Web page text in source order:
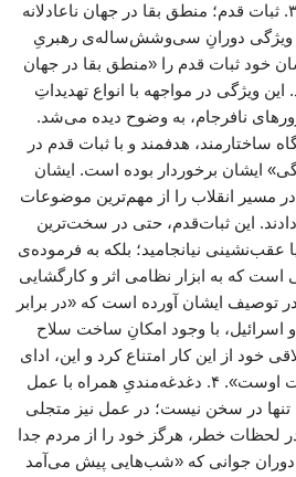
رهبری ایشان تداوم یافت. ۳. ثبات قدم؛ منطق بقا در جهان ناعادلانه
ویژگی دورانِ سی‌وشش‌ساله‌ی رهبریِ
خود ثبات قدم را «منطق بقا در جهان
این ویژگی در مواجهه با انواع تهدیداتِ
نافرجام، به وضوح دیده می‌شد.
ساختارمند، هدفمند و با ثبات قدم در
ایشان برخوردار بوده است. ایشان
مسیر انقلاب را از مهم‌ترین موضوعات
این ثبات‌قدم، حتی در سخت‌ترین
عقب‌نشینی نیانجامید؛ بلکه به فرموده‌ی
است که به ابزار نظامی اثر و کارگشایی
توصیف ایشان آورده است که «در برابر
اسرائیل، با وجود امکانِ ساخت سلاح
خود از این کار امتناع کرد و این، ادای
احترامی عظیم به شخصیت اوست». ۴. دغدغه‌مندیِ همراه با عمل
تنها در سخن نیست؛ در عمل نیز متجلی
لحظات خطر، هرگز خود را از مردم جدا
دوران جوانی که «شب‌هایی پیش می‌آمد